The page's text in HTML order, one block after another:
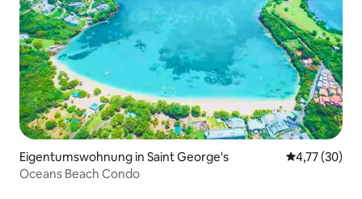
Eigentumswohnung in Saint George's
4,77 (30)
Oceans Beach Condo